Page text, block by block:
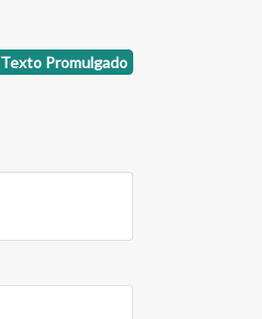
Texto Promulgado